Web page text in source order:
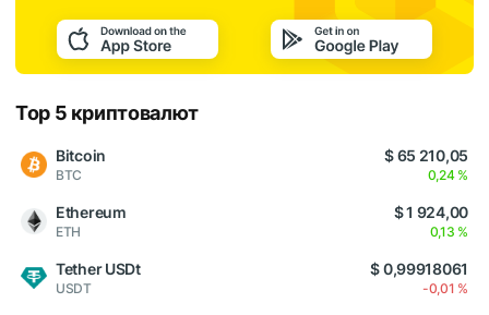
Top 5 криптовалют
Bitcoin
BTC
$ 65 210,05
0,24 %
Ethereum
ETH
$ 1 924,00
0,13 %
Tether USDt
USDT
$ 0,99918061
-0,01 %